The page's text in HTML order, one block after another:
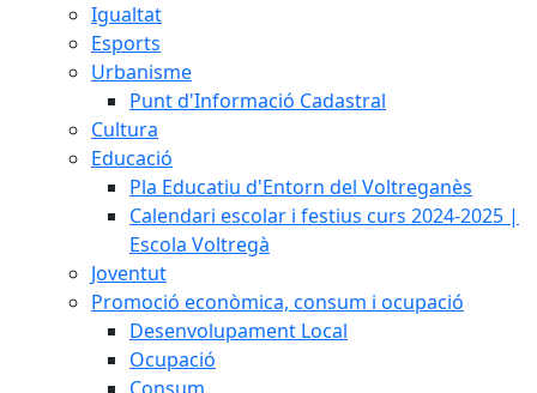
Igualtat
Esports
Urbanisme
Punt d'Informació Cadastral
Cultura
Educació
Pla Educatiu d'Entorn del Voltreganès
Calendari escolar i festius curs 2024-2025 |
Escola Voltregà
Joventut
Promoció econòmica, consum i ocupació
Desenvolupament Local
Ocupació